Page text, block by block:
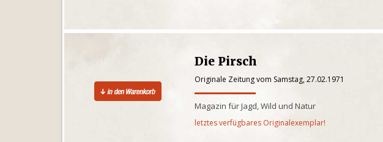
Die Pirsch
Originale Zeitung vom Samstag, 27.02.1971
Magazin für Jagd, Wild und Natur
letztes verfügbares Originalexemplar!